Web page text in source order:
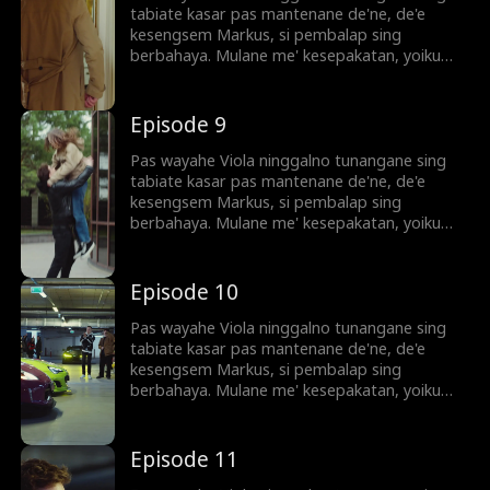
Opo Viola sanggup nyepurani sing godo
hatine lan ngancurno keluargane? Opo Viola
mesti mbale' ning dunia sing akeh kekangan
tabiate kasar pas mantenane de'ne, de'e
kesengsem Markus, si pembalap sing
berbahaya. Mulane me' kesepakatan, yoiku
mbebasno. Akhire Markus ngaku nek
kecelakaan tabrak lari sing nganggu selama iki
tibae wis ngerenggut nyowo bapa'e Viola.
Opo Viola sanggup nyepurani sing godo
hatine lan ngancurno keluargane? Opo Viola
mesti mbale' ning dunia sing akeh kekangan
Episode 9
Pas wayahe Viola ninggalno tunangane sing
tabiate kasar pas mantenane de'ne, de'e
kesengsem Markus, si pembalap sing
berbahaya. Mulane me' kesepakatan, yoiku
mbebasno. Akhire Markus ngaku nek
kecelakaan tabrak lari sing nganggu selama iki
tibae wis ngerenggut nyowo bapa'e Viola.
Opo Viola sanggup nyepurani sing godo
hatine lan ngancurno keluargane? Opo Viola
mesti mbale' ning dunia sing akeh kekangan
Episode 10
Pas wayahe Viola ninggalno tunangane sing
tabiate kasar pas mantenane de'ne, de'e
kesengsem Markus, si pembalap sing
berbahaya. Mulane me' kesepakatan, yoiku
mbebasno. Akhire Markus ngaku nek
kecelakaan tabrak lari sing nganggu selama iki
Episode 11